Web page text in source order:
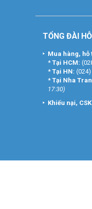
TỔNG ĐÀI
Mua hàng, hỗ
* Tại HCM:
* Tại HN: (024)
* Tại Nha
17:30)
Khiếu nại,